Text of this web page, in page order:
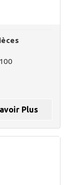
Plus